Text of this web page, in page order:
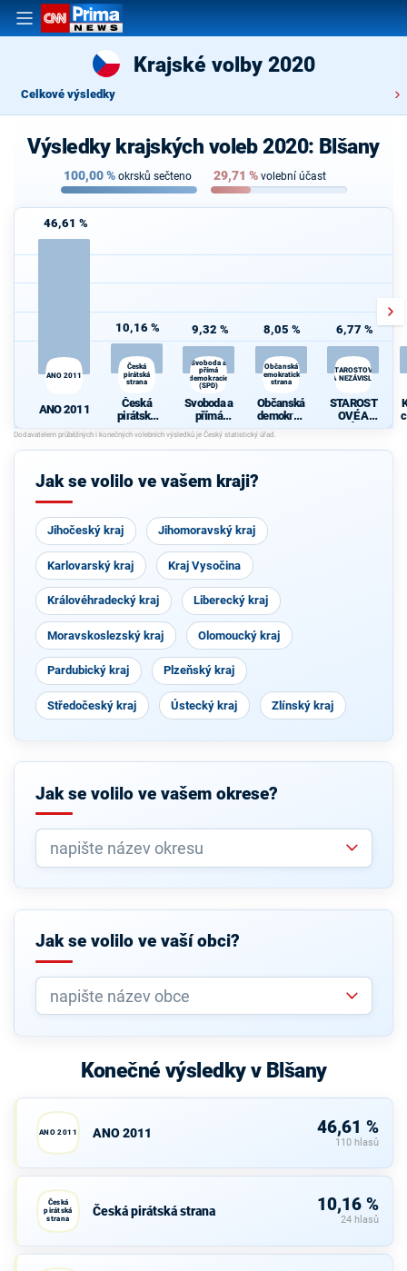
Krajské volby 2020
Celkové výsledky
Výsledky krajských voleb 2020: Blšany
100,00% okrsků sečteno 29,71 % volební účast
46,61 %
ANO 2011
ANO 2011
10,16 %
Česká
pirátská
strana
Česká
pirátská
strana
9,32 %
Svoboda a
přímá
demokracie
(SPD)
Svoboda a
přímá
demokraci
e (SPD)
8,05 %
Občanská
demokratická
strana
Občanská
demokrati
cká strana
6,77 %
STAROSTOVÉ
A NEZÁVISLÍ
STAROST
OVÉ A
NEZÁVISL
Jak se volilo ve vašem kraji?
Jihočeský kraj Jihomoravský kraj
Karlovarský kraj Kraj Vysočina
Královéhradecký kraj Liberecký kraj
Moravskoslezský kraj Olomoucký kraj
Pardubický kraj Plzeňský kraj
Středočeský kraj Ústecký kraj Zlínský kraj
Jak se volilo ve vašem okrese?
Jak se volilo ve vaší obci?
Konečné výsledky v Blšany
ANO 2011 ANO 2011 46,61 %
110 hlasů
Česká
pirátská
strana
Česká pirátská strana 10,16 %
24 hlasů